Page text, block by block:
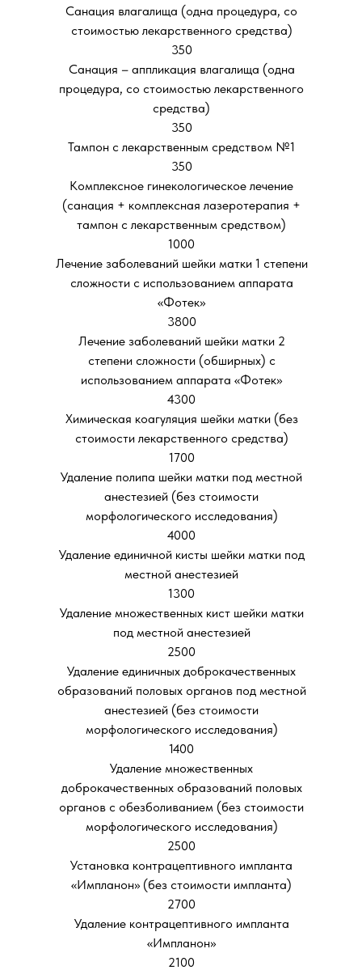
Санация влагалища (одна процедура, со
стоимостью лекарственного средства)
350
Санация – аппликация влагалища (одна
процедура, со стоимостью лекарственного
средства)
350
Тампон с лекарственным средством №1
350
Комплексное гинекологическое лечение
(санация + комплексная лазеротерапия +
тампон с лекарственным средством)
1000
Лечение заболеваний шейки матки 1 степени
сложности с использованием аппарата
«Фотек»
3800
Лечение заболеваний шейки матки 2
степени сложности (обширных) с
использованием аппарата «Фотек»
4300
Химическая коагуляция шейки матки (без
стоимости лекарственного средства)
1700
Удаление полипа шейки матки под местной
анестезией (без стоимости
морфологического исследования)
4000
Удаление единичной кисты шейки матки под
местной анестезией
1300
Удаление множественных кист шейки матки
под местной анестезией
2500
Удаление единичных доброкачественных
образований половых органов под местной
анестезией (без стоимости
морфологического исследования)
1400
Удаление множественных
доброкачественных образований половых
органов с обезболиванием (без стоимости
морфологического исследования)
2500
Установка контрацептивного импланта
«Импланон» (без стоимости импланта)
2700
Удаление контрацептивного импланта
«Импланон»
2100